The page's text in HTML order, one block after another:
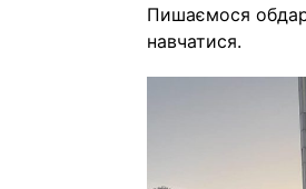
Пишаємося
навчатися.